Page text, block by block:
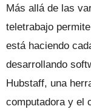
Más allá de las
teletrabajo
está haciendo
desarrollando
Hubstaff, una
computadora y el